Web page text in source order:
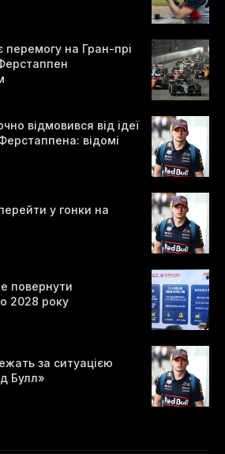
перемогу на Гран-прі
відмовився від ідеї
відомі
у гонки на
повернути
2028 року
за ситуацією
Булл»